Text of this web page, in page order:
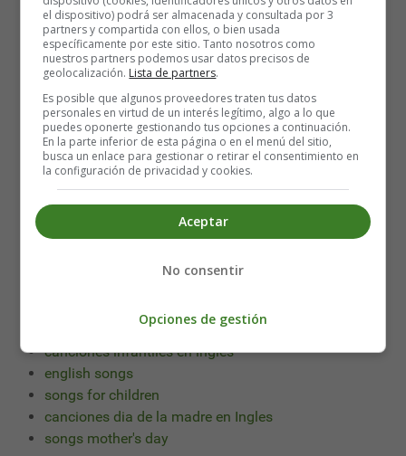
Detalles
- Songs Mother's Day
Publicado: 06 May 2023
canciones en ingles
canciones infantiles en ingles
english songs
songs for children
canciones dia de la madre en Ingles
songs mother's day
el dispositivo) podrá ser almacenada y consultada por 3
partners y compartida con ellos, o bien usada
específicamente por este sitio. Tanto nosotros como
nuestros partners podemos usar datos precisos de
geolocalización. Lista de partners.
Es posible que algunos proveedores traten tus datos
personales en virtud de un interés legítimo, algo a lo que
puedes oponerte gestionando tus opciones a continuación.
En la parte inferior de esta página o en el menú del sitio,
busca un enlace para gestionar o retirar el consentimiento en
la configuración de privacidad y cookies.
Aceptar
No consentir
Opciones de gestión